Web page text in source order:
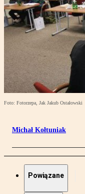
Foto: Fotorzepa, Jak Jakub Ostałowski
Michał Kołtuniak
Powiązane